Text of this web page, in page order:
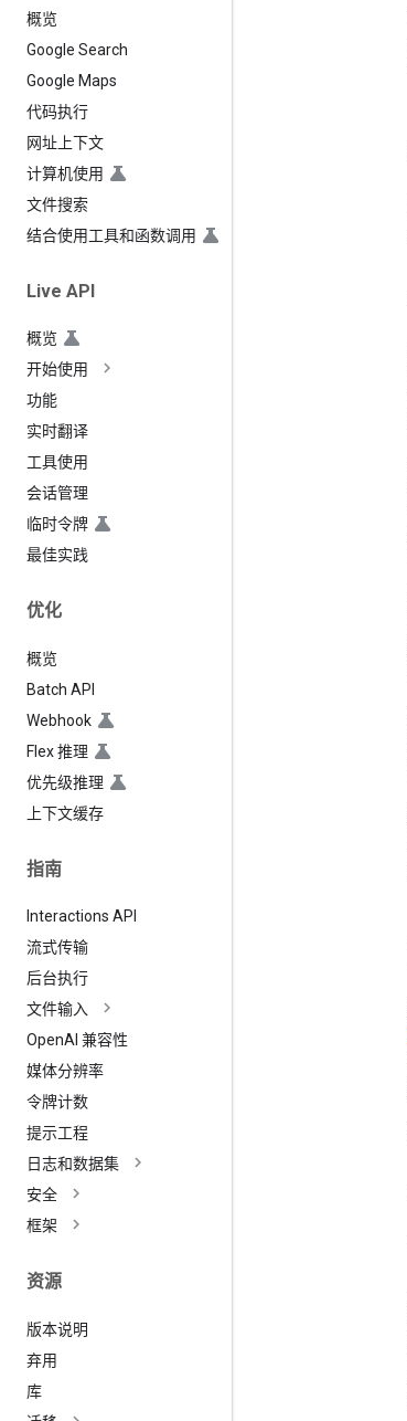
概览
Google Search
Google Maps
代码执行
网址上下文
计算机使用
文件搜索
结合使用工具和函数调用
Live API
概览
开始使用
功能
实时翻译
工具使用
会话管理
临时令牌
最佳实践
优化
概览
Batch API
Webhook
Flex 推理
优先级推理
上下文缓存
指南
Interactions API
流式传输
后台执行
文件输入
OpenAI 兼容性
媒体分辨率
令牌计数
提示工程
日志和数据集
安全
框架
资源
版本说明
弃用
库